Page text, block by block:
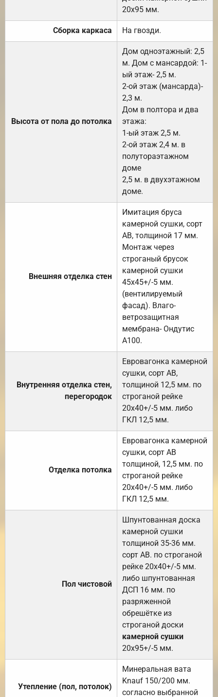
20х95 мм.
Сборка каркаса На гвозди.
Высота от пола до потолка
Дом одноэтажный: 2,5
м. Дом с мансардой: 1-
ый этаж- 2,5 м.
2-ой этаж (мансарда)-
2,3 м.
Дом в полтора и два
этажа:
1-ый этаж 2,5 м.
2-ой этаж 2,4 м. в
полутораэтажном
доме
2,5 м. в двухэтажном
доме.
Внешняя отделка стен
Имитация бруса
камерной сушки, сорт
АВ, толщиной 17 мм.
Монтаж через
строганый брусок
камерной сушки
45х45+/-5 мм.
(вентилируемый
фасад). Влаго-
ветрозащитная
мембрана- Ондутис
А100.
Внутренняя отделка стен,
перегородок
Евровагонка камерной
сушки, сорт АВ,
толщиной 12,5 мм. по
строганой рейке
20х40+/-5 мм. либо
ГКЛ 12,5 мм.
Отделка потолка
Евровагонка камерной
сушки, сорт АВ
толщиной, 12,5 мм. по
строганой рейке
20х40+/-5 мм. либо
ГКЛ 12,5 мм.
Пол чистовой
Шпунтованная доска
камерной сушки
толщиной 35-36 мм.
сорт АВ. по строганой
рейке 20х40+/-5 мм.
либо шпунтованная
ДСП 16 мм. по
разряженной
обрешётке из
строганой доски
камерной сушки
20х95+/-5 мм.
Утепление (пол, потолок)
Минеральная вата
Knauf 150/200 мм.
согласно выбранной